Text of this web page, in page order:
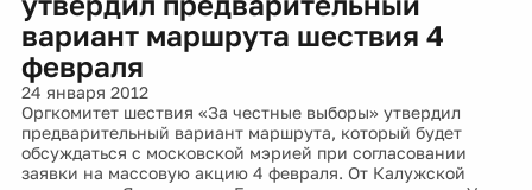
вариант маршрута шествия 4
февраля
24 января 2012
Оргкомитет шествия «За честные выборы» утвердил
предварительный вариант маршрута, который будет
обсуждаться с московской мэрией при согласовании
заявки на массовую акцию 4 февраля. От Калужской